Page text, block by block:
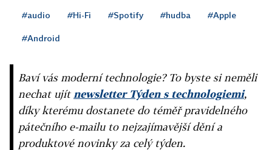
#audio #Hi-Fi #Spotify #hudba #Apple
#Android
Baví vás moderní technologie? To byste si neměli
nechat ujít newsletter Týden s technologiemi,
díky kterému dostanete do téměř pravidelného
pátečního e-mailu to nejzajímavější dění a
produktové novinky za celý týden.